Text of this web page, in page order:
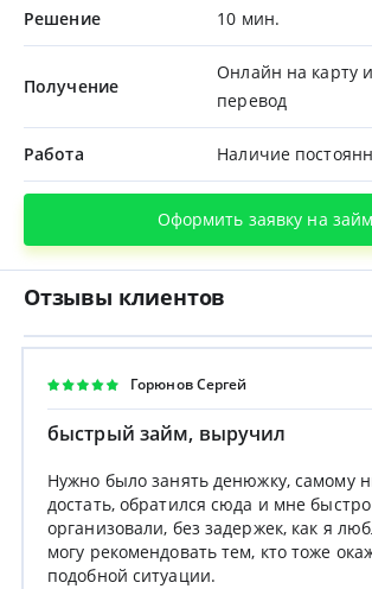
Решение 10 мин.
Получение
Онлайн на карту
перевод
Работа Наличие
Оформить заявку на займ
Отзывы клиентов
Горюнов Сергей
быстрый займ, выручил
Нужно было занять денюжку, самому
достать, обратился сюда и мне
организовали, без задержек, как я
могу рекомендовать тем, кто тоже
подобной ситуации.